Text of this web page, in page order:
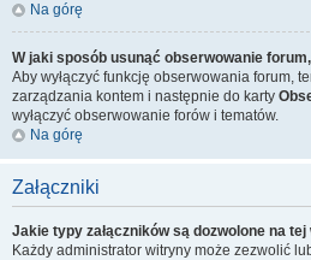
Na górę
W jaki sposób usunąć obserwowanie
Aby wyłączyć funkcję obserwowania forum,
zarządzania kontem i następnie do karty
wyłączyć obserwowanie forów i tematów.
Na górę
Załączniki
Jakie typy załączników są dozwolone na
Każdy administrator witryny może zezwolić